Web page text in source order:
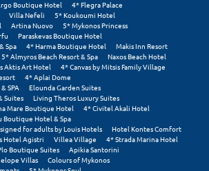
Boutique Hotel
4* Flegra Palace
Villa Nefeli
5* Koukoumi Hotel
Artina Nuovo
5* Mykonos Princess
Paraskevas Boutique Hotel
Spa
4* Harma Boutique Hotel
Makis Inn Resort
5* Almyros Beach Resort & Spa
Naxos Beach Hotel
Aktis Art Hotel
4* Canvas by Mitsis Family Village
4* Aplai Dome
SPA
Elounda Garden Suites
Suites
Living Theros Luxury Suites
Mare Boutique Hotel
4* Civitel Akali Hotel
Boutique Hotel & Spa
for adults by Louis Hotels
Hotel Kontes Comfort
Hotel Agistri Villea Village
4* Strada Marina Hotel
Boutique Suites
Apikia Santorini
Villas
Colours of Mykonos